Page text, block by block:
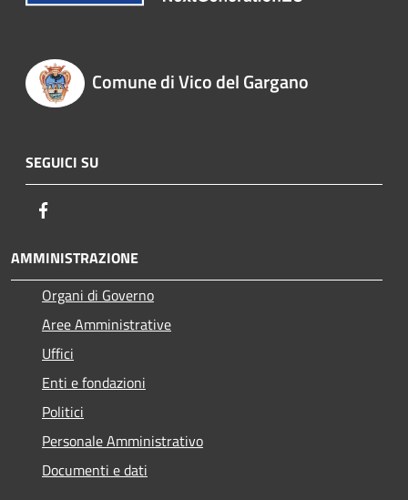
Comune di Vico del Gargano
SEGUICI SU
AMMINISTRAZIONE
Organi di Governo
Aree Amministrative
Uffici
Enti e fondazioni
Politici
Personale Amministrativo
Documenti e dati